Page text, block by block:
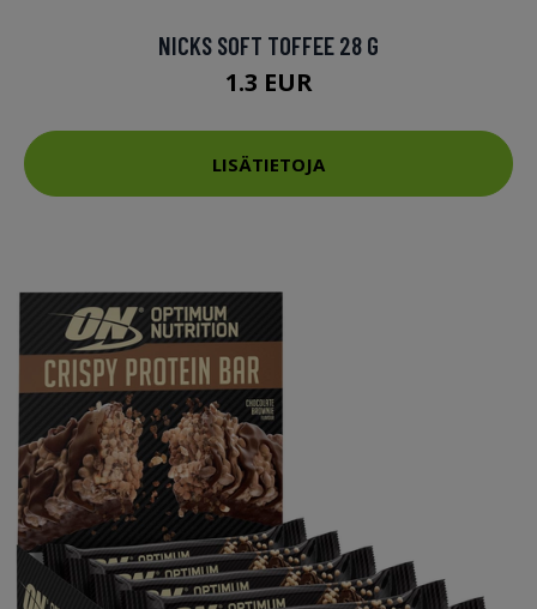
NICKS SOFT TOFFEE 28 G
1.3 EUR
LISÄTIETOJA